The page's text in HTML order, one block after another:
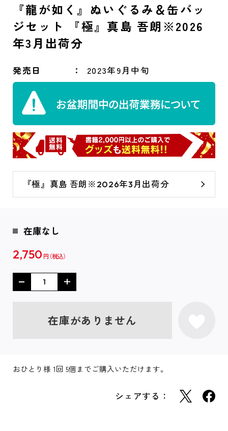
『龍が如く』ぬいぐるみ＆缶バッ
ジセット 『極』真島 吾朗※2026
年3月出荷分
発売日 2023年9月中旬
『極』真島 吾朗※2026年3月出荷分
在庫なし
2,750 円
在庫がありません
おひとり様 1回 5個までご購入いただけます。
シェアする：